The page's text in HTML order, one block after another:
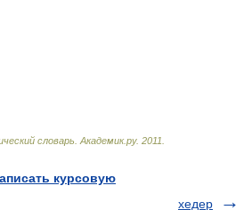
словарь Академик.ру. 2011
курсовую
хедер